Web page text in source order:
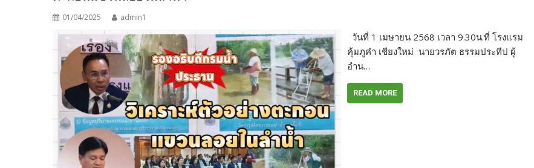
01/04/2025 admin1
วันที่ 1 เมษายน 2568 เวลา 9.30น.ที่ โรงแรม
คุ้มภูคำ เชียงใหม่ นายวรภัต ธรรมประทีป ผู้
อำน…
READ MORE